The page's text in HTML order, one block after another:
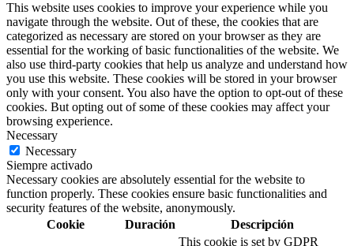
This website uses cookies to improve your experience while you
navigate through the website. Out of these, the cookies that are
categorized as necessary are stored on your browser as they are
essential for the working of basic functionalities of the website. We
also use third-party cookies that help us analyze and understand how
you use this website. These cookies will be stored in your browser
only with your consent. You also have the option to opt-out of these
cookies. But opting out of some of these cookies may affect your
browsing experience.
Necessary
Necessary
Siempre activado
Necessary cookies are absolutely essential for the website to
function properly. These cookies ensure basic functionalities and
security features of the website, anonymously.
Cookie
Duración
Descripción
This cookie is set by GDPR